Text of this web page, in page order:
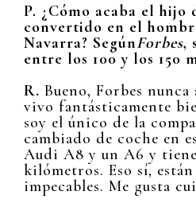
P. ¿Cómo acaba el hijo
convertido en el
Navarra? SegúnForbes,
entre los 100 y los 150
R. Bueno, Forbes
vivo fantásticamente
soy el único de la
cambiado de coche en
Audi A8 y un A6 y
kilómetros. Eso sí,
impecables. Me gusta